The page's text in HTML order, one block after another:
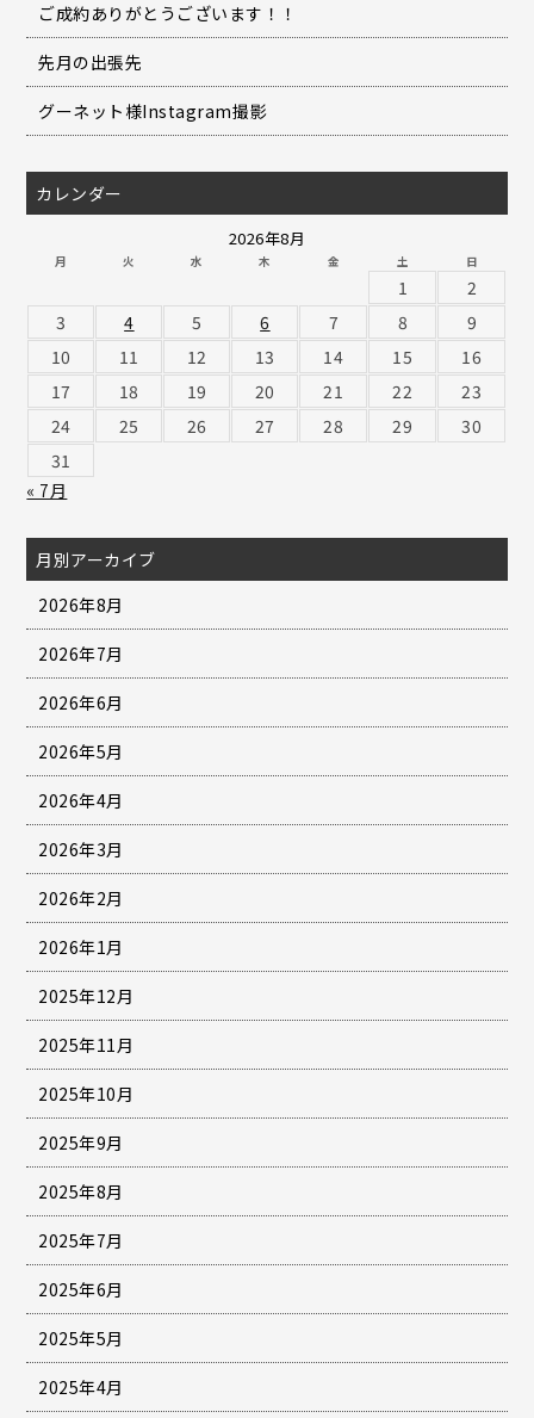
ご成約ありがとうございます！！
先月の出張先
グーネット様Instagram撮影
カレンダー
2026年8月
月 火 水 木 金 土 日
1
2
3
4 5 6 7 8
9
10
11 12 13 14 15
16
17
18 19 20 21 22
23
24
25 26 27 28 29
30
31
« 7月
月別アーカイブ
2026年8月
2026年7月
2026年6月
2026年5月
2026年4月
2026年3月
2026年2月
2026年1月
2025年12月
2025年11月
2025年10月
2025年9月
2025年8月
2025年7月
2025年6月
2025年5月
2025年4月